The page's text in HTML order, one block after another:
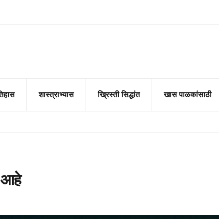
शास्त्राभ्यास ख्रिस्ती सिद्धांत खास पाळकांसाठी
आहे